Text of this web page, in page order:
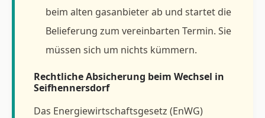
beim alten gasanbieter ab und startet die
Belieferung zum vereinbarten Termin. Sie
müssen sich um nichts kümmern.
Rechtliche Absicherung beim Wechsel in
Seifhennersdorf
Das Energiewirtschaftsgesetz (EnWG)